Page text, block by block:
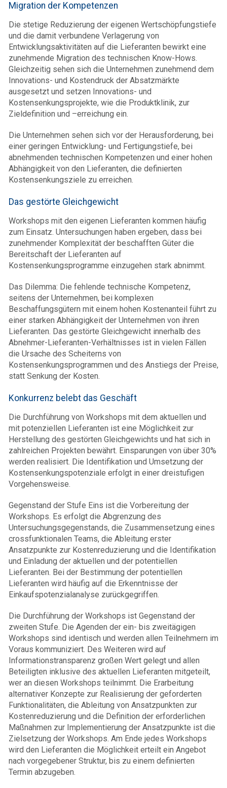
Migration der Kompetenzen
Die stetige Reduzierung der eigenen Wertschöpfungstiefe
und die damit verbundene Verlagerung von
Entwicklungsaktivitäten auf die Lieferanten bewirkt eine
zunehmende Migration des technischen Know-Hows.
Gleichzeitig sehen sich die Unternehmen zunehmend dem
Innovations- und Kostendruck der Absatzmärkte
ausgesetzt und setzen Innovations- und
Kostensenkungsprojekte, wie die Produktklinik, zur
Zieldefinition und –erreichung ein.
Die Unternehmen sehen sich vor der Herausforderung, bei
einer geringen Entwicklung- und Fertigungstiefe, bei
abnehmenden technischen Kompetenzen und einer hohen
Abhängigkeit von den Lieferanten, die definierten
Kostensenkungsziele zu erreichen.
Das gestörte Gleichgewicht
Workshops mit den eigenen Lieferanten kommen häufig
zum Einsatz. Untersuchungen haben ergeben, dass bei
zunehmender Komplexität der beschafften Güter die
Bereitschaft der Lieferanten auf
Kostensenkungsprogramme einzugehen stark abnimmt.
Das Dilemma: Die fehlende technische Kompetenz,
seitens der Unternehmen, bei komplexen
Beschaffungsgütern mit einem hohen Kostenanteil führt zu
einer starken Abhängigkeit der Unternehmen von ihren
Lieferanten. Das gestörte Gleichgewicht innerhalb des
Abnehmer-Lieferanten-Verhältnisses ist in vielen Fällen
die Ursache des Scheiterns von
Kostensenkungsprogrammen und des Anstiegs der Preise,
statt Senkung der Kosten.
Konkurrenz belebt das Geschäft
Die Durchführung von Workshops mit dem aktuellen und
mit potenziellen Lieferanten ist eine Möglichkeit zur
Herstellung des gestörten Gleichgewichts und hat sich in
zahlreichen Projekten bewährt. Einsparungen von über 30%
werden realisiert. Die Identifikation und Umsetzung der
Kostensenkungspotenziale erfolgt in einer dreistufigen
Vorgehensweise.
Gegenstand der Stufe Eins ist die Vorbereitung der
Workshops. Es erfolgt die Abgrenzung des
Untersuchungsgegenstands, die Zusammensetzung eines
crossfunktionalen Teams, die Ableitung erster
Ansatzpunkte zur Kostenreduzierung und die Identifikation
und Einladung der aktuellen und der potentiellen
Lieferanten. Bei der Bestimmung der potentiellen
Lieferanten wird häufig auf die Erkenntnisse der
Einkaufspotenzialanalyse zurückgegriffen.
Die Durchführung der Workshops ist Gegenstand der
zweiten Stufe. Die Agenden der ein- bis zweitägigen
Workshops sind identisch und werden allen Teilnehmern im
Voraus kommuniziert. Des Weiteren wird auf
Informationstransparenz großen Wert gelegt und allen
Beteiligten inklusive des aktuellen Lieferanten mitgeteilt,
wer an diesen Workshops teilnimmt. Die Erarbeitung
alternativer Konzepte zur Realisierung der geforderten
Funktionalitäten, die Ableitung von Ansatzpunkten zur
Kostenreduzierung und die Definition der erforderlichen
Maßnahmen zur Implementierung der Ansatzpunkte ist die
Zielsetzung der Workshops. Am Ende jedes Workshops
wird den Lieferanten die Möglichkeit erteilt ein Angebot
nach vorgegebener Struktur, bis zu einem definierten
Termin abzugeben.